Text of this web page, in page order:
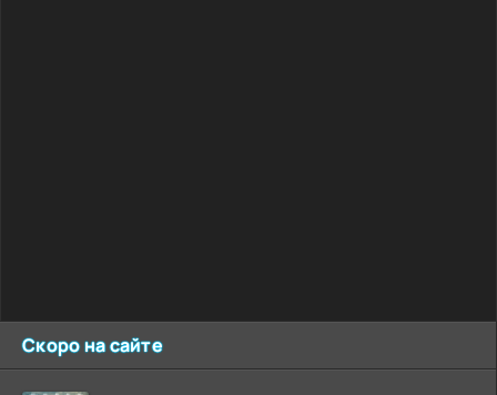
Скоро на сайте